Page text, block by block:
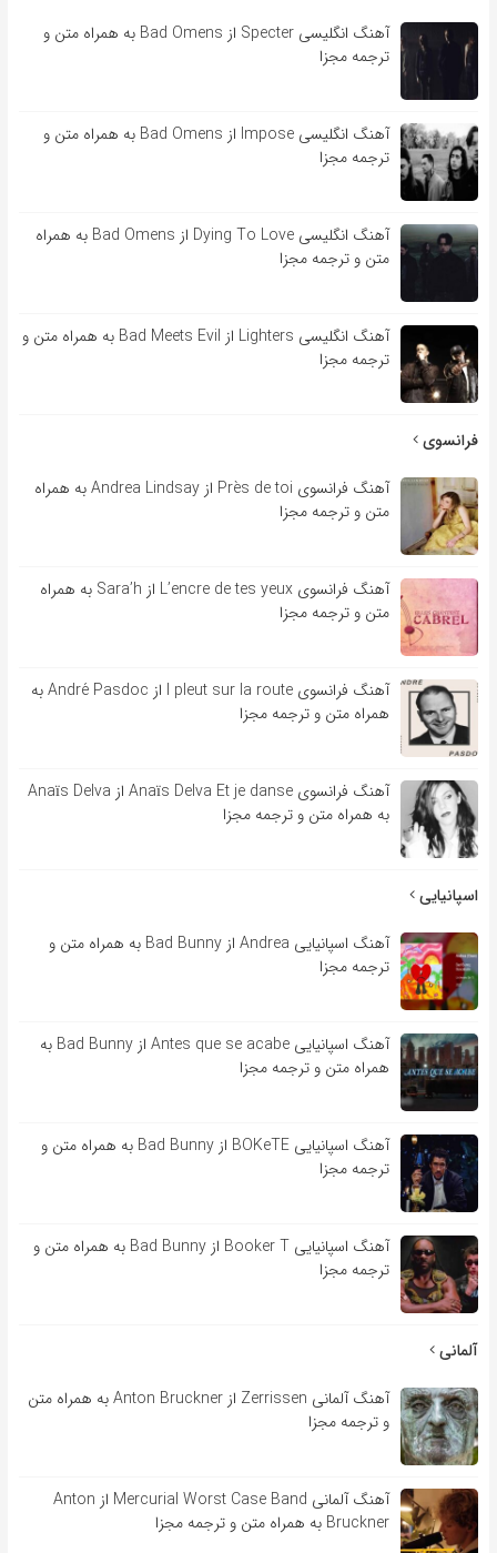
آهنگ انگلیسی Specter از Bad Omens به همراه متن و
ترجمه مجزا
آهنگ انگلیسی Impose از Bad Omens به همراه متن و
ترجمه مجزا
آهنگ انگلیسی Dying To Love از Bad Omens به همراه
متن و ترجمه مجزا
آهنگ انگلیسی Lighters از Bad Meets Evil به همراه متن و
ترجمه مجزا
فرانسوی
آهنگ فرانسوی Près de toi از Andrea Lindsay به همراه
متن و ترجمه مجزا
آهنگ فرانسوی L’encre de tes yeux از Sara’h به همراه
متن و ترجمه مجزا
آهنگ فرانسوی l pleut sur la route از André Pasdoc به
همراه متن و ترجمه مجزا
آهنگ فرانسوی Anaïs Delva Et je danse از Anaïs Delva
به همراه متن و ترجمه مجزا
اسپانیایی
آهنگ اسپانیایی Andrea از Bad Bunny به همراه متن و
ترجمه مجزا
آهنگ اسپانیایی Antes que se acabe از Bad Bunny به
همراه متن و ترجمه مجزا
آهنگ اسپانیایی BOKeTE از Bad Bunny به همراه متن و
ترجمه مجزا
آهنگ اسپانیایی Booker T از Bad Bunny به همراه متن و
ترجمه مجزا
آلمانی
آهنگ آلمانی Zerrissen از Anton Bruckner به همراه متن
و ترجمه مجزا
آهنگ آلمانی Mercurial Worst Case Band از Anton
Bruckner به همراه متن و ترجمه مجزا